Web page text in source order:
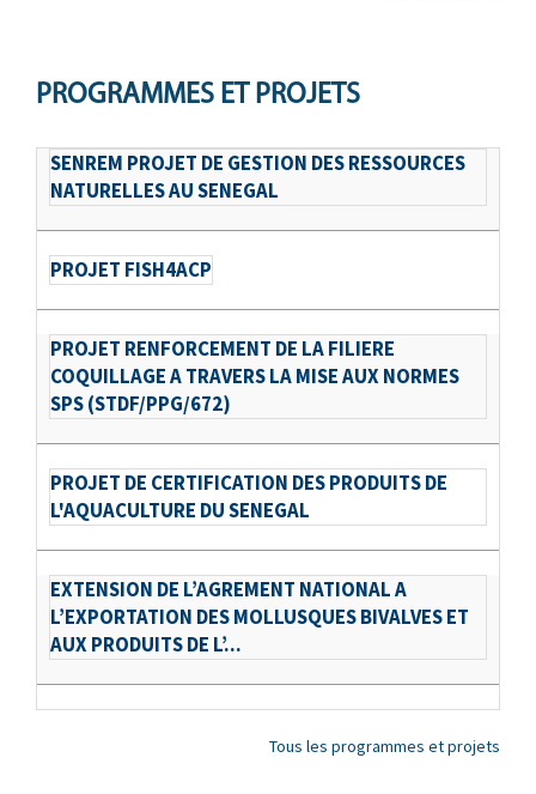
PROGRAMMES ET PROJETS
SENREM PROJET DE GESTION DES RESSOURCES
NATURELLES AU SENEGAL
PROJET FISH4ACP
PROJET RENFORCEMENT DE LA FILIERE
COQUILLAGE A TRAVERS LA MISE AUX NORMES
SPS (STDF/PPG/672)
PROJET DE CERTIFICATION DES PRODUITS DE
L'AQUACULTURE DU SENEGAL
EXTENSION DE L’AGREMENT NATIONAL A
L’EXPORTATION DES MOLLUSQUES BIVALVES ET
AUX PRODUITS DE L’...
Tous les programmes et projets